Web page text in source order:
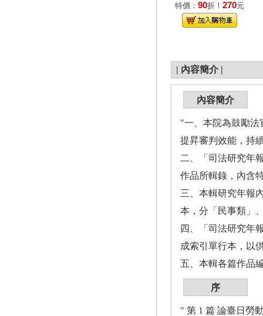
特價： 90折！ 270元
| 內容簡介 |
內容簡介
"一、本院為鼓勵法
提昇審判效能，持
二、「司法研究年
作品所輯錄，內含
三、本輯研究年報
本，分「民事類」
四、「司法研究年
成索引單行本，以
五、本輯各篇作品
序
" 第 1 篇 論臺日勞